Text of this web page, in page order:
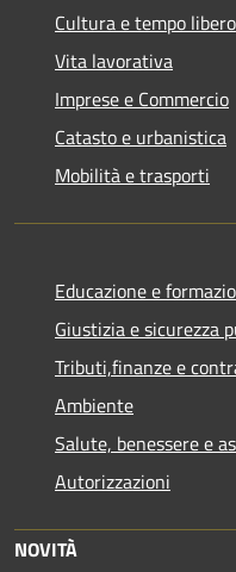
Cultura e tempo libero
Vita lavorativa
Imprese e Commercio
Catasto e urbanistica
Mobilità e trasporti
Educazione e
Giustizia e sicurezza
Tributi,finanze e
Ambiente
Salute, benessere e
Autorizzazioni
NOVITÀ